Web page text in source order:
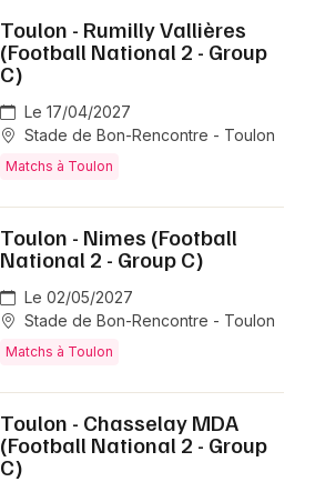
Toulon - Rumilly Vallières
(Football National 2 - Group
C)
Le 17/04/2027
Stade de Bon-Rencontre - Toulon
Matchs à Toulon
Toulon - Nimes (Football
National 2 - Group C)
Le 02/05/2027
Stade de Bon-Rencontre - Toulon
Matchs à Toulon
Toulon - Chasselay MDA
(Football National 2 - Group
C)